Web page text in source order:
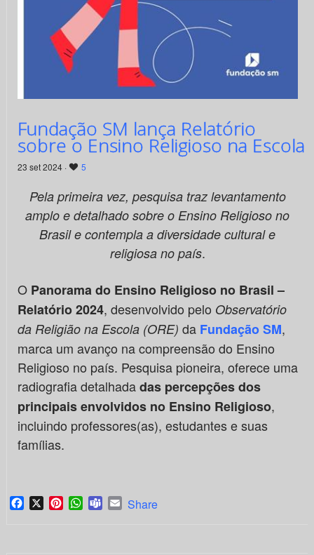
Fundação SM lança Relatório
sobre o Ensino Religioso na Escola
23 set 2024 · 5
Pela primeira vez, pesquisa traz levantamento
amplo e detalhado sobre o Ensino Religioso no
Brasil e contempla a diversidade cultural e
religiosa no país.
O Panorama do Ensino Religioso no Brasil –
Relatório 2024, desenvolvido pelo Observatório
da Religião na Escola (ORE) da Fundação SM,
marca um avanço na compreensão do Ensino
Religioso no país. Pesquisa pioneira, oferece uma
radiografia detalhadadas percepções dos
principais envolvidos no Ensino Religioso,
incluindo professores(as), estudantes e suas
famílias.
Facebook
X PinterestWhatsApp
TeamsEmail
Share